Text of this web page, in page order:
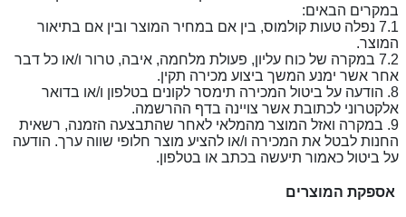
במקרים הבאים:
7.1 נפלה טעות קולמוס, בין אם במחיר המוצר ובין אם בתיאור
המוצר.
7.2 במקרה של כוח עליון, פעולת מלחמה, איבה, טרור ו/או כל דבר
אחר אשר ימנע המשך ביצוע מכירה תקין.
8. הודעה על ביטול המכירה תימסר לקונים בטלפון ו/או בדואר
אלקטרוני לכתובת אשר צויינה בדף ההרשמה.
9. במקרה ואזל המוצר מהמלאי לאחר שהתבצעה הזמנה, רשאית
החנות לבטל את המכירה ו/או להציע מוצר חלופי שווה ערך. הודעה
על ביטול כאמור תיעשה בכתב או בטלפון.
אספקת המוצרים